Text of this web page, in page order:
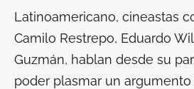
Latinoamericano, cineastas
Camilo Restrepo, Eduardo
Guzmán, hablan desde su
poder plasmar un